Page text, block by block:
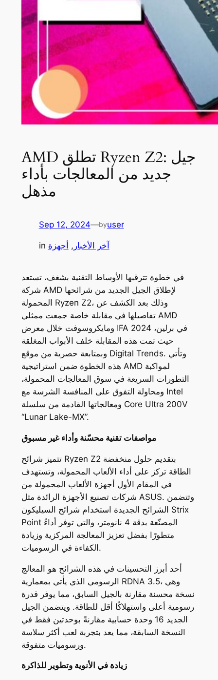
AMD تطلق Ryzen Z2: جيل
جديد من المعالجات بأداء
مذهل
Sep 12, 2024—byuser
in آخر الأخبار , أجهزة
في خطوة تترقبها الأوساط التقنية بشغف، تستعد
شركة AMD لإطلاق الجيل الجديد من شرائحها
المحمولة Ryzen Z2، وذلك بعد الكشف عن
تفاصيلها في مقابلة خاصة جمعت ممثلي AMD
ومايكروسوفت خلال معرض IFA 2024 في برلين،
حيث تمت هذه المقابلة خلف الأبواب المغلقة
وبمتابعة حصرية من موقع Digital Trends. وتأتي
هذه الخطوة ضمن استراتيجية AMD لمواكبة
التطورات السريعة في سوق المعالجات المحمولة،
ومحاولة التفوق على المنافسة الشرسة مع Intel
ومعالجاتها القادمة من سلسلة Core Ultra 200V
“Lunar Lake-MX”.
مواصفات تقنية محسّنة وأداء غير مسبوق
تتميز شرائح Ryzen Z2 بتقديم حلول منخفضة
الطاقة تركز على أداء الألعاب المحمولة، وتستهدف
في المقام الأول أجهزة الألعاب المحمولة من
شركات تصنيع الأجهزة الرائدة مثل ASUS. وتتضمن
الشرائح الجديدة استخدام شرائح السيليكون Strix
Point المصنّعة بدقة 4 نانومتر، والتي توفر أداءً
متطورًا بفضل تعزيز المعالجة المركزية وزيادة
الكفاءة في الرسوميات.
أحد أبرز التحسينات في هذه الشرائح هو المعالج
الرسومي الذي يأتي بمعمارية RDNA 3.5، وهي
نسخة محسنة مقارنة بالجيل السابق، مما يوفر قدرة
رسومية أعلى واستهلاكًا أقل للطاقة. ويتضمن الجيل
الجديد 16 وحدة حسابية مقارنةً بوحدتين فقط في
النسخة السابقة، مما يعد بتجربة لعب أكثر سلاسة
ورسوميات متفوقة.
زيادة في الأنوية وتطوير للذاكرة